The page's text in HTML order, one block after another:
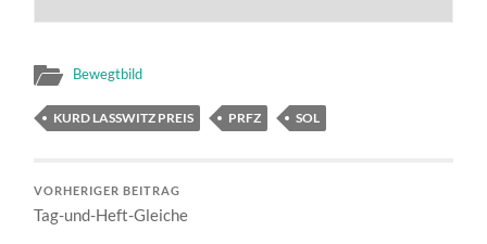
Bewegtbild
KURD LASSWITZ PREIS PRFZ SOL
VORHERIGER BEITRAG
Tag-und-Heft-Gleiche